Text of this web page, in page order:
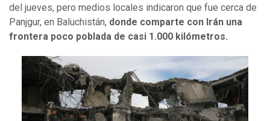
del jueves, pero medios locales indicaron que fue cerca de
Panjgur, en Baluchistán, donde comparte con Irán una
frontera poco poblada de casi 1.000 kilómetros.